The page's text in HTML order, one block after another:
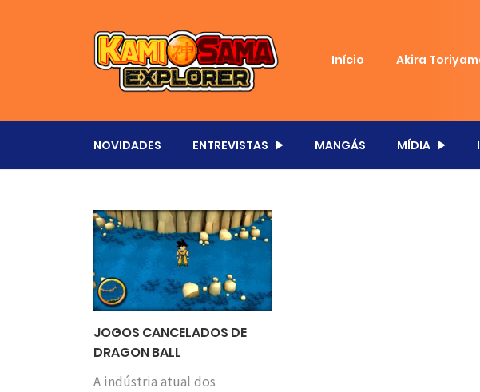
Início Akira
NOVIDADES ENTREVISTAS MANGÁS MÍDIA
JOGOS CANCELADOS DE
DRAGON BALL
A indústria atual dos